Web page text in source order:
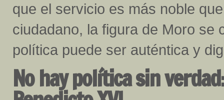
que el servicio es más noble
ciudadano, la figura de Moro se
política puede ser auténtica y
No hay política sin